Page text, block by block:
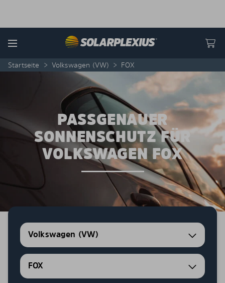
Menu
Startseite > Volkswagen (VW) > FOX
PASSGENAUER
SONNENSCHUTZ FÜR
VOLKSWAGEN FOX
Volkswagen (VW)
FOX